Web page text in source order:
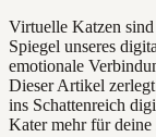
Virtuelle Katzen
Spiegel unseres
emotionale
Dieser Artikel
ins Schattenreich
Kater mehr für